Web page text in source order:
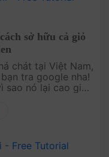
sở hữu cả giỏ
chát tại Việt Nam,
tra google nha!
sao nó lại cao giá